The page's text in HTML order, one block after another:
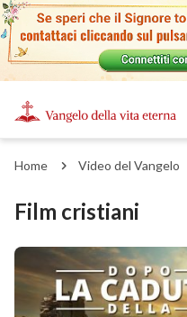
Home Video del Vangelo
Film cristiani